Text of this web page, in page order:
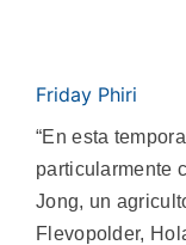
Friday Phiri
“En esta
particularmente
Jong, un
Flevopolder,